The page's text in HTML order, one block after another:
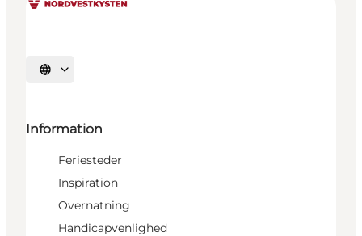
Vælg sprog
Information
Feriesteder
Inspiration
Overnatning
Handicapvenlighed